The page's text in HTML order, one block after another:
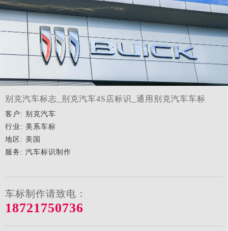
别克汽车标志_别克汽车4S店标识_通用别克汽车车标
客户: 别克汽车
行业: 美系车标
地区: 美国
服务: 汽车标识制作
车标制作请致电：
18721750736